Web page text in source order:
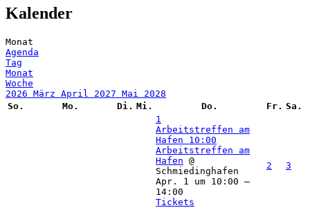
Kalender
Monat
Agenda
Tag
Monat
Woche
2026 März April 2027 Mai 2028
So.
Mo. Di. Mi. Do. Fr. Sa.
1
Arbeitstreffen am
Hafen 10:00
Arbeitstreffen am
Hafen @
Schmiedinghafen
Apr. 1 um 10:00 –
14:00
Tickets
2 3